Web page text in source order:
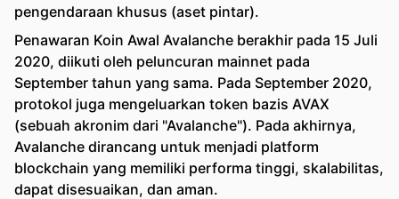
pengendaraan khusus (aset pintar).
Penawaran Koin Awal Avalanche berakhir pada 15 Juli
2020, diikuti oleh peluncuran mainnet pada
September tahun yang sama. Pada September 2020,
protokol juga mengeluarkan token bazis AVAX
(sebuah akronim dari "Avalanche"). Pada akhirnya,
Avalanche dirancang untuk menjadi platform
blockchain yang memiliki performa tinggi, skalabilitas,
dapat disesuaikan, dan aman.